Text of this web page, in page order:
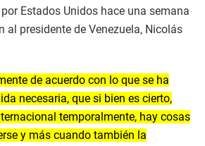
Estados Unidos hace una semana
al presidente de Venezuela, Nicolás
de acuerdo con lo que se ha
necesaria, que si bien es cierto,
temporalmente, hay cosas
y más cuando también la